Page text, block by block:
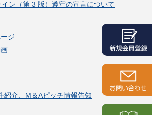
ン（第 3 版）遵守の宣言について
ジ
紹介、M＆Aピッチ情報告知